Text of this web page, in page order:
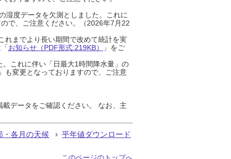
湿度データを欠測としました。これに
で、ご注意ください。（2026年7月22
れまでより長い期間で改めて統計を実
お知らせ（PDF形式:219KB）
」をご
これに伴い「日最大1時間降水量」の
も変更となっておりますので、ご注意
データをご確認ください。 なお、主
・各月の天候 平年値ダウンロード